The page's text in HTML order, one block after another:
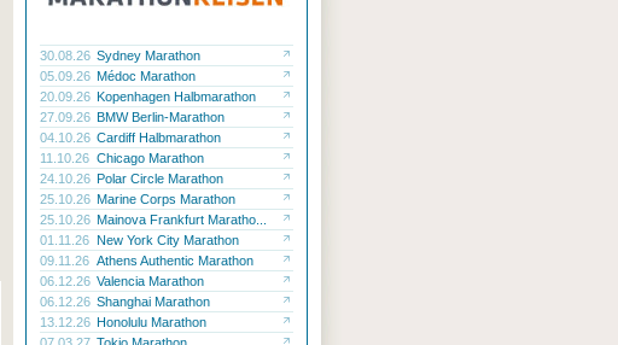
30.08.26 Sydney Marathon
05.09.26 Médoc Marathon
20.09.26 Kopenhagen Halbmarathon
27.09.26 BMW Berlin-Marathon
04.10.26 Cardiff Halbmarathon
11.10.26 Chicago Marathon
24.10.26 Polar Circle Marathon
25.10.26 Marine Corps Marathon
25.10.26 Mainova Frankfurt Maratho...
01.11.26 New York City Marathon
09.11.26 Athens Authentic Marathon
06.12.26 Valencia Marathon
06.12.26 Shanghai Marathon
13.12.26 Honolulu Marathon